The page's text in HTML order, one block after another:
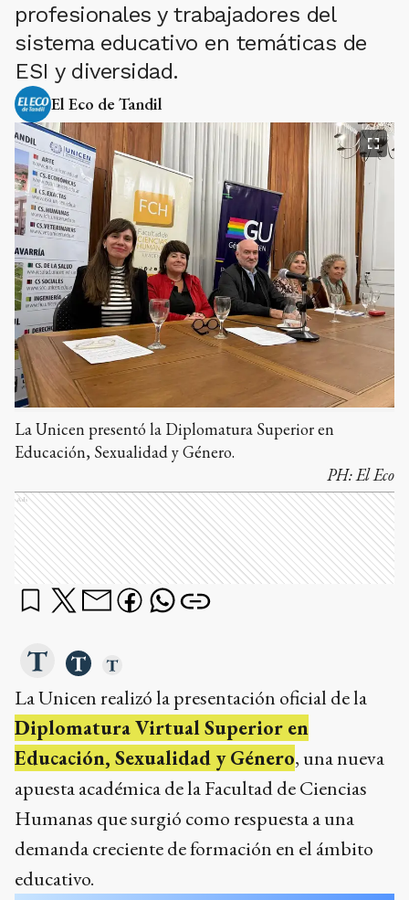
profesionales y trabajadores del
sistema educativo en temáticas de
ESI y diversidad.
El Eco de Tandil
La Unicen presentó la Diplomatura Superior en
Educación, Sexualidad y Género.
PH:El Eco
Ads
La Unicen realizó la presentación oficial de la
Diplomatura Virtual Superior en
Educación, Sexualidad y Género, una nueva
apuesta académica de la Facultad de Ciencias
Humanas que surgió como respuesta a una
demanda creciente de formación en el ámbito
educativo.